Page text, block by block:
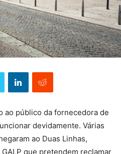
ao público da fornecedora de
devidamente. Várias
ao Duas Linhas,
que pretendem reclamar